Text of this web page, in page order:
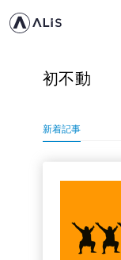
初不動
新着記事